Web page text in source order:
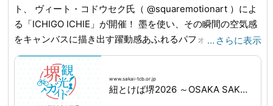
ト、 ヴィート・コドウセク氏（ @squaremotionart ）によ
る「ICHIGO ICHIE」が開催！ 墨を使い、その瞬間の空気感
をキャンバスに描き出す躍動感あふれるパフォーマンス。
「いま、この場所」でしか生まれない芸術の誕生を、間近で
体感してください✨ 📅 日時：3月20日(金・祝)〜22日(日) ⏰
時間：①11:00〜 / ②14:30〜（各回約25分） 📍 場所：さ
かい利晶の杜 💰 参加費：無料 🔍詳しくは「紐とけば堺
… さらに表示
www.sakai-tcb.or.jp
紐とけば堺2026 ～OSAKA SAKAI EXPO～｜NEWS｜堺観光ガイド